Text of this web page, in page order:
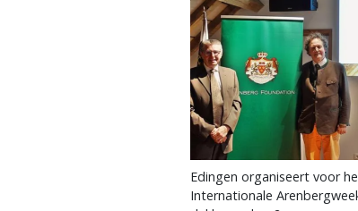
Edingen organiseert voor
Internationale